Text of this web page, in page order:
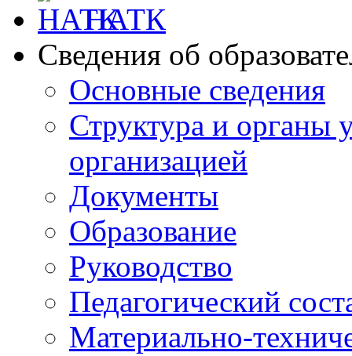
НАТК
Сведения об
Основные сведения
Структура и органы
организацией
Документы
Образование
Руководство
Педагогический
Материально-